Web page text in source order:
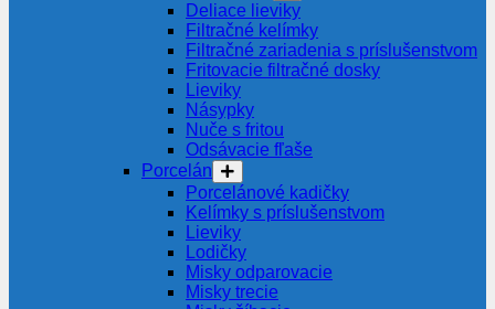
Deliace lieviky
Filtračné kelímky
Filtračné zariadenia s príslušenstvom
Fritovacie filtračné dosky
Lieviky
Násypky
Nuče s fritou
Odsávacie fľaše
Porcelán
Porcelánové kadičky
Kelímky s príslušenstvom
Lieviky
Lodičky
Misky odparovacie
Misky trecie